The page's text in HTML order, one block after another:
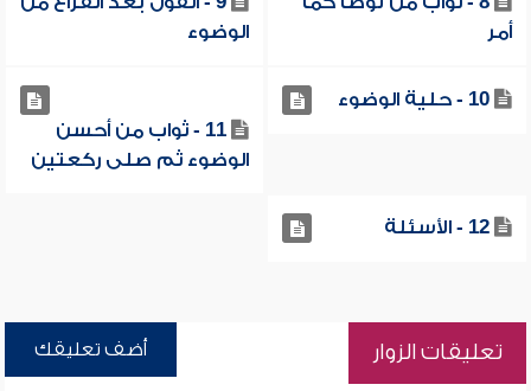
أمر
الوضوء
10 - حلية الوضوء
11 - ثواب من أحسن
الوضوء ثم صلى ركعتين
12 - الأسئلة
تعليقات الزوار أضف تعليقك